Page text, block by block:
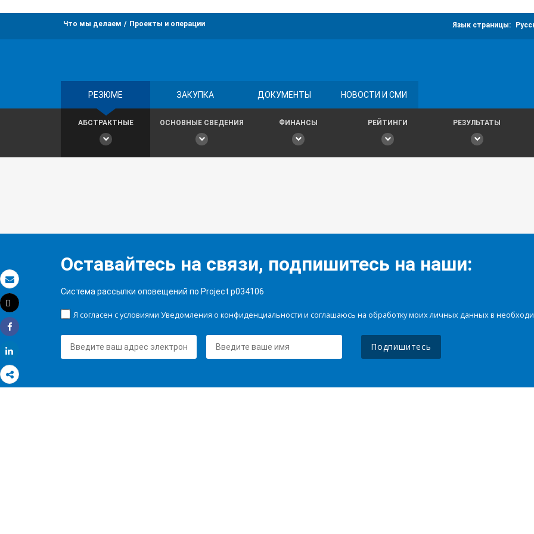
Электронная почта
Распечатать
Tweet
Share
Что мы делаем Проекты и операции Язык страницы:
РЕЗЮМЕ ЗАКУПКА ДОКУМЕНТЫ НОВОСТИ И СМИ
АБСТРАКТНЫЕ ОСНОВНЫЕ СВЕДЕНИЯ ФИНАНСЫ РЕЙТИНГИ РЕЗУЛЬТАТЫ
Оставайтесь на связи, подпишитесь на наши:
Система рассылки оповещений по Project p034106
Я согласен с условиями Уведомления о конфиденциальности и соглашаюсь на обработку моих личных данных в
Подпишитесь